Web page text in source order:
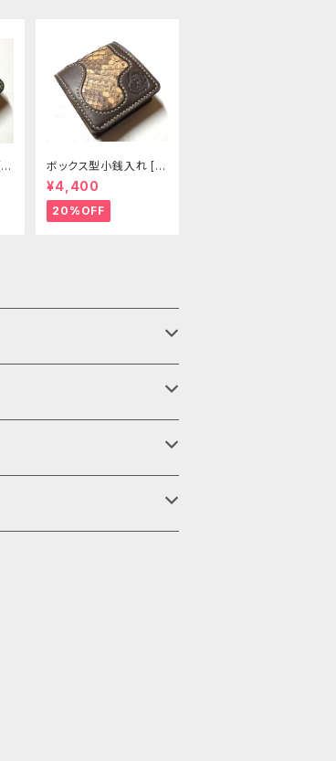
ボックス型小銭入れ [3
00-CP]
¥4,400
20%OFF